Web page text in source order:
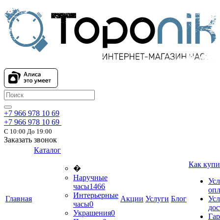
+7 966 978 10 69
+7 966 978 10 69
С 10:00 До 19:00
Заказать звонок
Главная
Каталог
�
Наручные
часы1466
Интерьерные
часы0
Украшения0
Акции Услуги Блог
Как